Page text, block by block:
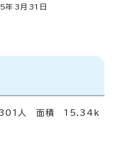
年3月 31 日
人 面積 15.34k